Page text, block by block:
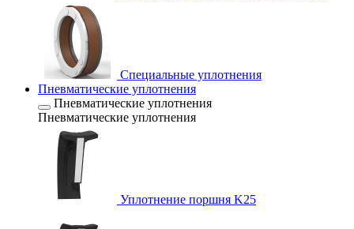
Специальные уплотнения
Пневматические уплотнения
Пневматические уплотнения
Пневматические уплотнения
Уплотнение поршня K25